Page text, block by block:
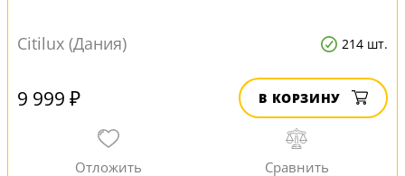
Citilux (Дания) 214 шт.
9 999 ₽ В КОРЗИНУ